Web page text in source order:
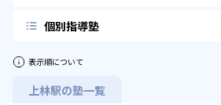
個別指導塾
表示順について
上林駅の塾一覧